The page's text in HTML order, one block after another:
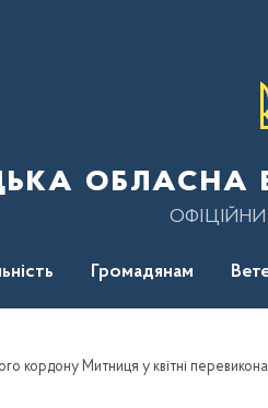
обласна
Громадянам
кордону Митниця у квітні